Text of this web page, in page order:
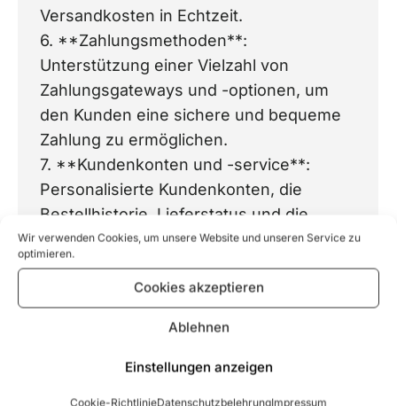
Wir verwenden Cookies, um unsere Website und unseren Service zu
optimieren.
Cookies akzeptieren
Ablehnen
Einstellungen anzeigen
Cookie-RichtlinieDatenschutzbelehrungImpressum
Versandkosten in Echtzeit.
6. **Zahlungsmethoden**:
Unterstützung einer Vielzahl von
Zahlungsgateways und -optionen, um
den Kunden eine sichere und bequeme
Zahlung zu ermöglichen.
7. **Kundenkonten und -service**:
Personalisierte Kundenkonten, die
Bestellhistorie, Lieferstatus und die
Möglichkeit bieten, Bestellungen zu
verfolgen.
8. **Marketing-Tools**: Promotion- und
Rabatt-Tools, um Angebote zu erstellen
und Kunden zu binden.
9. **SEO-Funktionen**: